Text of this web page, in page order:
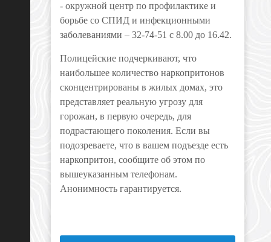
- окружной центр по профилактике и
борьбе со СПИД и инфекционными
заболеваниями – 32-74-51 с 8.00 до 16.42.
Полицейские подчеркивают, что
наибольшее количество наркопритонов
сконцентрированы в жилых домах, это
представляет реальную угрозу для
горожан, в первую очередь, для
подрастающего поколения. Если вы
подозреваете, что в вашем подъезде есть
наркопритон, сообщите об этом по
вышеуказанным телефонам.
Анонимность гарантируется.